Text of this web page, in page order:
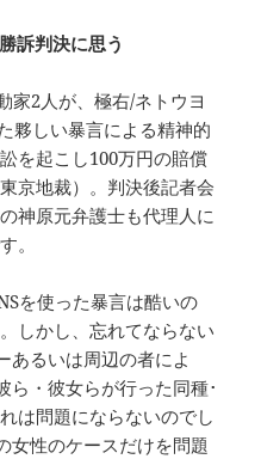
訴判決に思う
家2人が、極右/ネトウヨ
夥しい暴言による精神的
を起こし100万円の賠償
京地裁）。判決後記者会
神原元弁護士も代理人に
。
を使った暴言は酷いの
しかし、忘れてならない
あるいは周辺の者によ
ら・彼女らが行った同種･
は問題にならないのでし
性のケースだけを問題